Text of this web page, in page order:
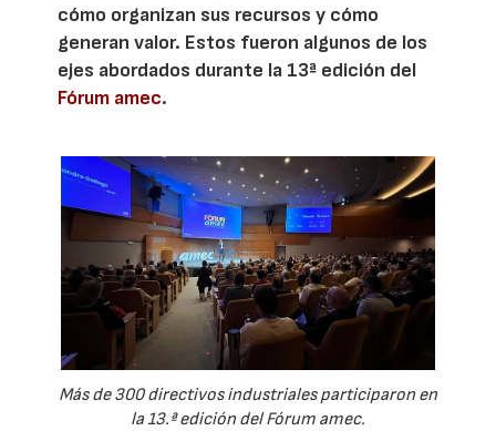
cómo organizan sus recursos y cómo
generan valor. Estos fueron algunos de los
ejes abordados durante la 13ª edición del
Fórum amec.
Más de 300 directivos industriales participaron en
la 13.ª edición del Fórum amec.